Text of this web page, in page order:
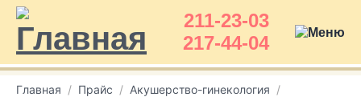
211-23-03
217-44-04
Главная Прайс Акушерство-гинекология